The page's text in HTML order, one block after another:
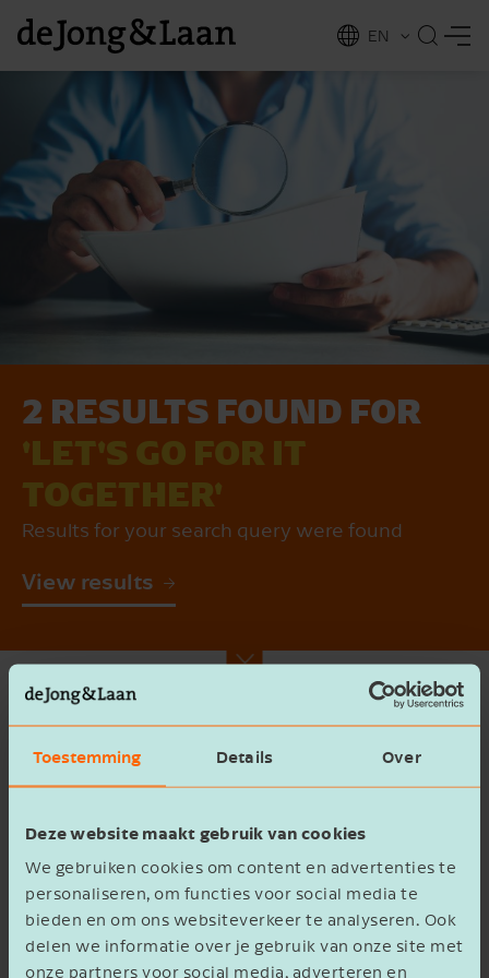
Toestemming Details Over
Deze website maakt gebruik van cookies
We gebruiken cookies om content en advertenties te
personaliseren, om functies voor social media te
bieden en om ons websiteverkeer te analyseren. Ook
delen we informatie over je gebruik van onze site met
onze partners voor social media, adverteren en
EN
2 RESULTS FOUND FOR
'LET'S GO FOR IT
TOGETHER'
Results for your search query were found
View results
2 results found for
'Let's go for it
together'
Articles (0) Blogs (0)
Cases (2)